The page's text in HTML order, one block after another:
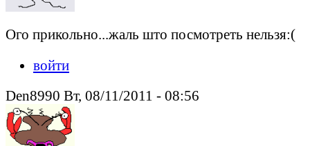
Ого прикольно...жаль што посмотреть нельзя:(
войти
Den8990 Вт, 08/11/2011 - 08:56